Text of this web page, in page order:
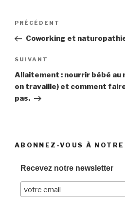
Navigation
l’article
Article
précédent
PRÉCÉDENT
Coworking et
Article
suivant
SUIVANT
Allaitement : nourrir bébé au
on travaille) et comment
pas.
ABONNEZ-VOUS À
Recevez notre newsletter